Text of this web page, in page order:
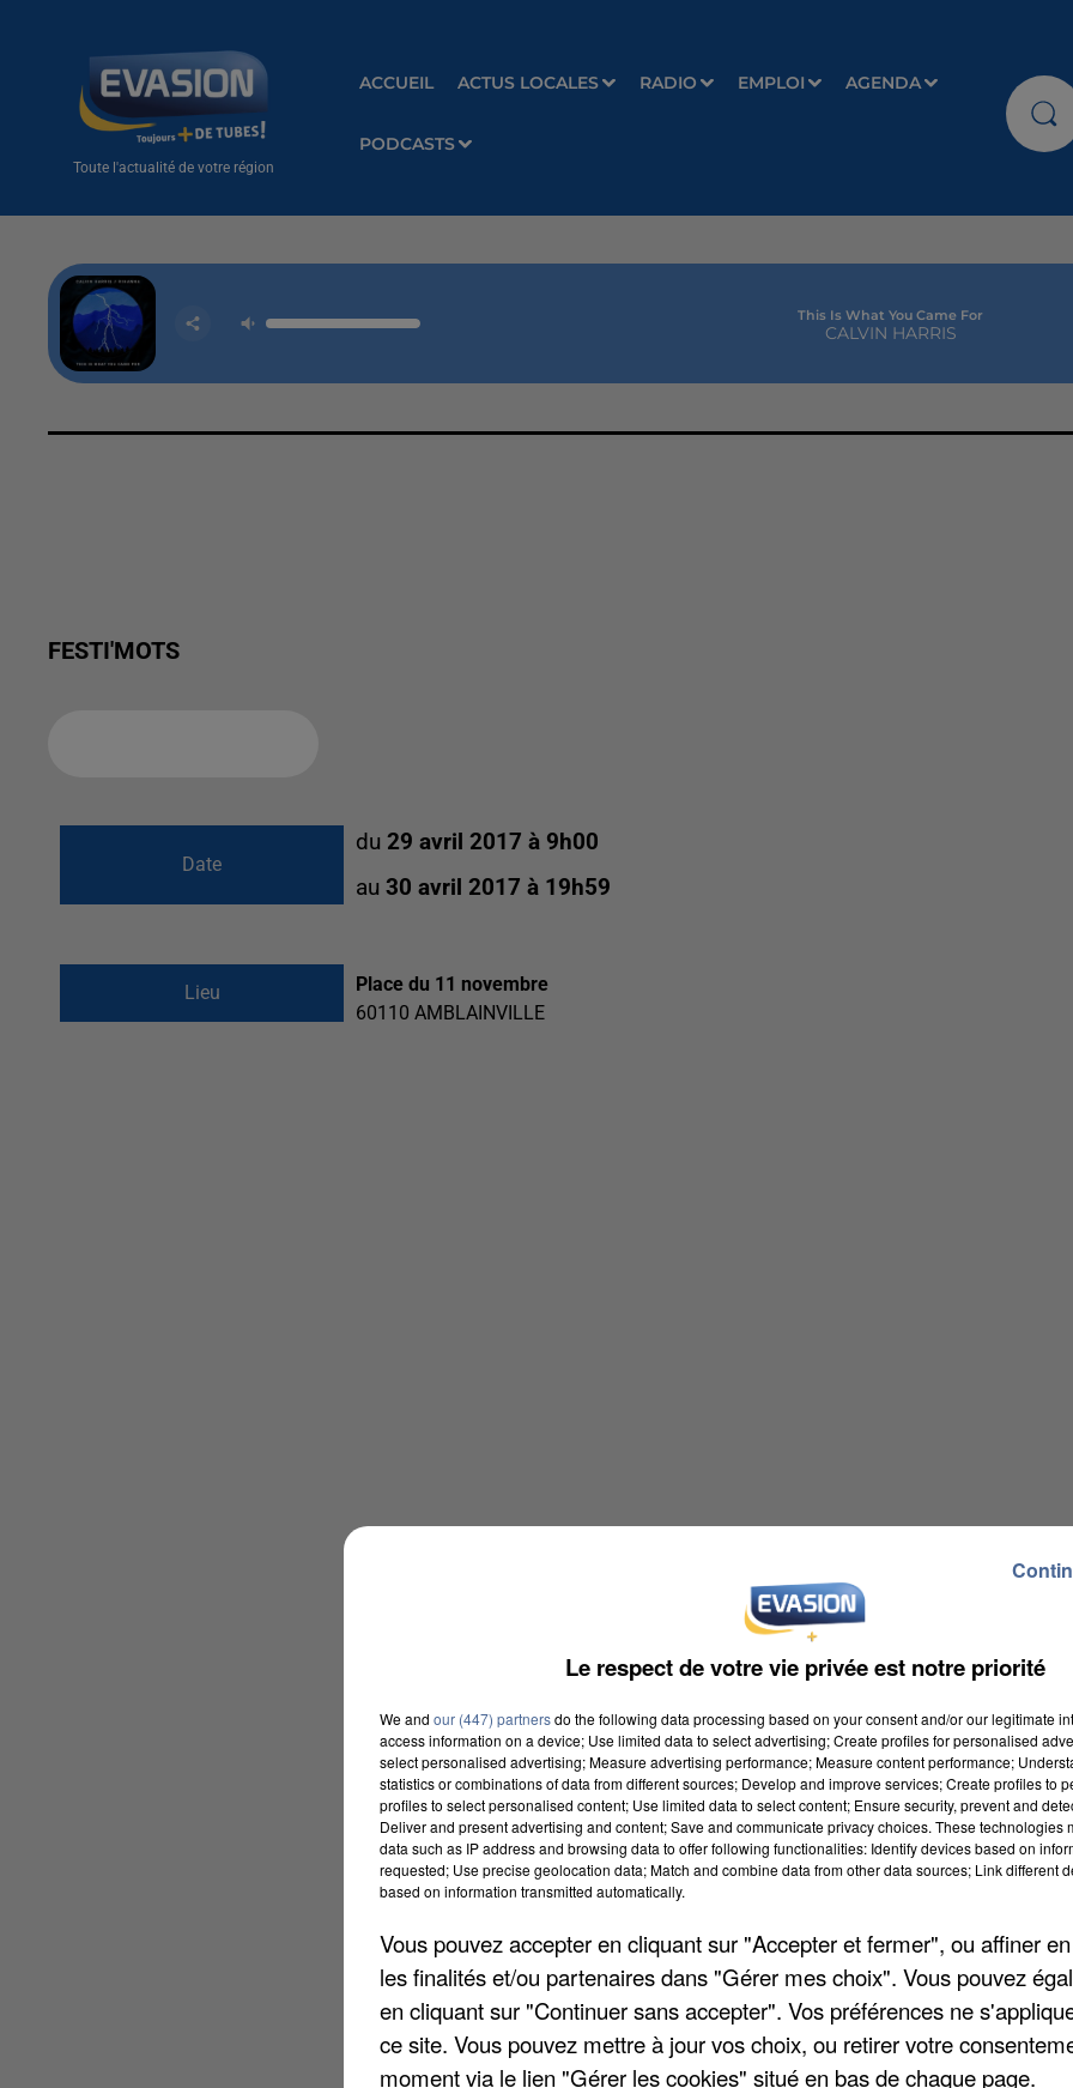
Toute l'actualité de votre région
ACCUEIL ACTUS LOCALES RADIO EMPLOI AGENDA
PODCASTS
This Is What You Came For
CALVIN HARRIS
FESTI'MOTS
Date
du29 avril 2017 à 9h00
au30 avril 2017 à 19h59
Lieu
Place du 11 novembre
60110 AMBLAINVILLE
Le respect de votre vie privée est notre priorité
We and our (447) partnersdo the following data processing based on your consent and/or our legitimate
access information on a device; Use limited data to select advertising; Create profiles for personalised
select personalised advertising; Measure advertising performance; Measure content performance;
statistics or combinations of data from different sources; Develop and improve services; Create profiles to
profiles to select personalised content; Use limited data to select content; Ensure security, prevent and
Deliver and present advertising and content; Save and communicate privacy choices. These technologies
data such as IP address and browsing data to offer following functionalities: Identify devices based on
requested; Use precise geolocation data; Match and combine data from other data sources; Link different
based on information transmitted automatically.
Vous pouvez accepter en cliquant sur "Accepter et fermer", ou affiner
les finalités et/ou partenaires dans "Gérer mes choix". Vous pouvez
en cliquant sur "Continuer sans accepter". Vos préférences ne
ce site. Vous pouvez mettre à jour vos choix, ou retirer votre
moment via le lien "Gérer les cookies" situé en bas de chaque page.